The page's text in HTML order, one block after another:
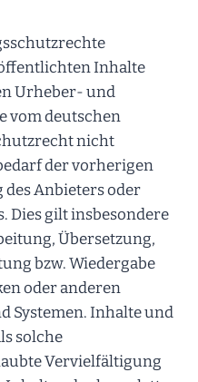
Inhalte
Urheber- und
vom deutschen
nicht
der vorherigen
Anbieters oder
Dies gilt insbesondere
Übersetzung,
bzw. Wiedergabe
oder anderen
Systemen. Inhalte und
solche
Vervielfältigung